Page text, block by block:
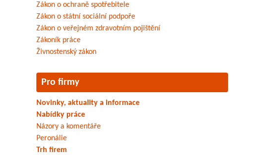
Zákon o ochraně spotřebitele
Zákon o státní sociální podpoře
Zákon o veřejném zdravotním pojištění
Zákoník práce
Živnostenský zákon
Pro firmy
Novinky, aktuality a informace
Nabídky práce
Názory a komentáře
Peronálie
Trh firem